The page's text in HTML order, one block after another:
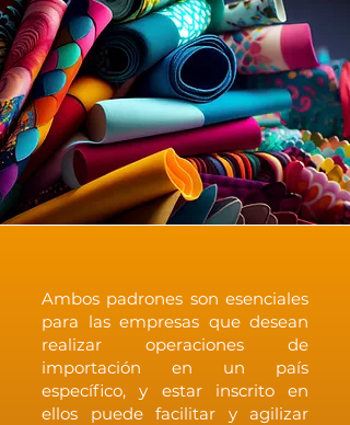
Ambos padrones son esenciales
para las empresas que desean
realizar operaciones de
importación en un país
específico, y estar inscrito en
ellos puede facilitar y agilizar